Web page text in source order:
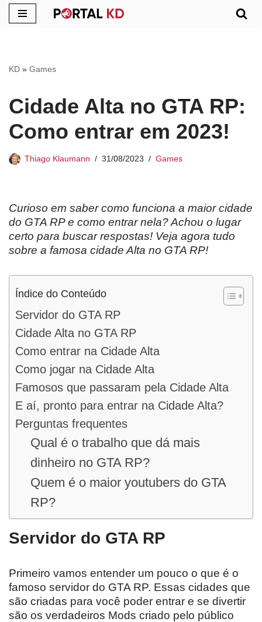
conteúdo
KD » Games
Cidade Alta no GTA RP:
Como entrar em 2023!
Thiago Klaumann 31/08/2023 Games
Curioso em saber como funciona a maior cidade
do GTA RP e como entrar nela? Achou o lugar
certo para buscar respostas! Veja agora tudo
sobre a famosa cidade Alta no GTA RP!
Índice do Conteúdo
Servidor do GTA RP
Cidade Alta no GTA RP
Como entrar na Cidade Alta
Como jogar na Cidade Alta
Famosos que passaram pela Cidade Alta
E aí, pronto para entrar na Cidade Alta?
Perguntas frequentes
Qual é o trabalho que dá mais
dinheiro no GTA RP?
Quem é o maior youtubers do GTA
RP?
Servidor do GTA RP
Primeiro vamos entender um pouco o que é o
famoso servidor do GTA RP. Essas cidades que
são criadas para você poder entrar e se divertir
são os verdadeiros Mods criado pelo público